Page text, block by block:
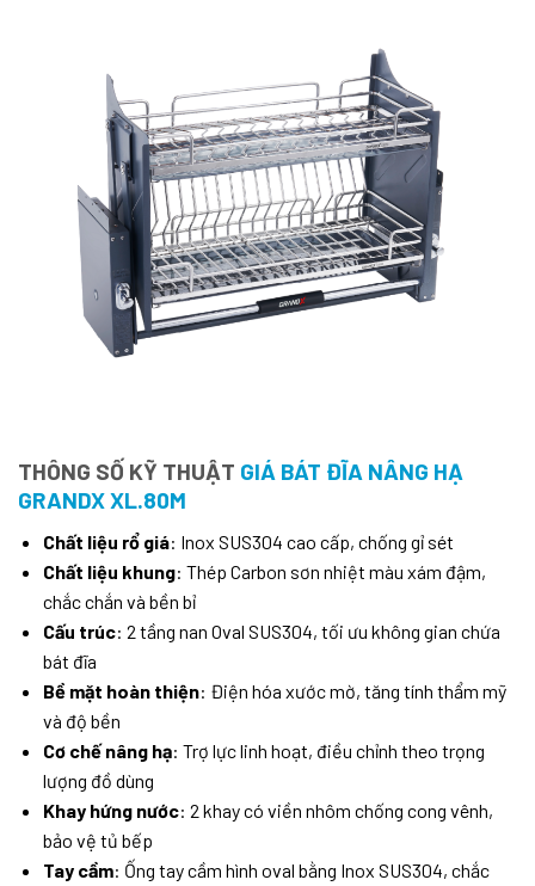
THÔNG SỐ KỸ THUẬT GIÁ BÁT ĐĨA NÂNG HẠ
GRANDX XL.80M
Chất liệu rổ giá: Inox SUS304 cao cấp, chống gỉ sét
Chất liệu khung: Thép Carbon sơn nhiệt màu xám đậm,
chắc chắn và bền bỉ
Cấu trúc: 2 tầng nan Oval SUS304, tối ưu không gian chứa
bát đĩa
Bề mặt hoàn thiện: Điện hóa xước mờ, tăng tính thẩm mỹ
và độ bền
Cơ chế nâng hạ: Trợ lực linh hoạt, điều chỉnh theo trọng
lượng đồ dùng
Khay hứng nước: 2 khay có viền nhôm chống cong vênh,
bảo vệ tủ bếp
Tay cầm: Ống tay cầm hình oval bằng Inox SUS304, chắc